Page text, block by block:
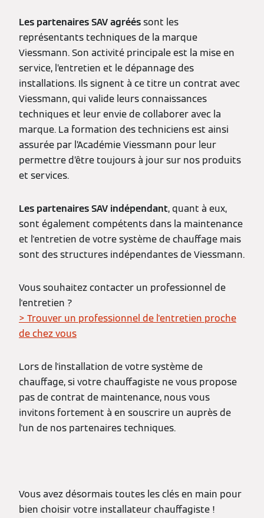
Les partenaires SAV agrééssont les
représentants techniques de la marque
Viessmann. Son activité principale est la mise en
service, l’entretien et le dépannage des
installations. Ils signent à ce titre un contrat avec
Viessmann, qui valide leurs connaissances
techniques et leur envie de collaborer avec la
marque. La formation des techniciens est ainsi
assurée par l’Académie Viessmann pour leur
permettre d’être toujours à jour sur nos produits
et services.
Les partenaires SAV indépendant, quant à eux,
sont également compétents dans la maintenance
et l'entretien de votre système de chauffage mais
sont des structures indépendantes de Viessmann.
Vous souhaitez contacter un professionnel de
l'entretien ?
> Trouver un professionnel de l'entretien proche
de chez vous
Lors de l'installation de votre système de
chauffage, si votre chauffagiste ne vous propose
pas de contrat de maintenance, nous vous
invitons fortement à en souscrire un auprès de
l'un de nos partenaires techniques.
Vous avez désormais toutes les clés en main pour
bien choisir votre installateur chauffagiste !